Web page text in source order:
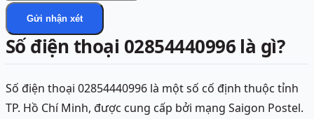
Gửi nhận xét
Số điện thoại 02854440996 là gì?
Số điện thoại 02854440996 là một số cố định thuộc tỉnh
TP. Hồ Chí Minh, được cung cấp bởi mạng Saigon Postel.